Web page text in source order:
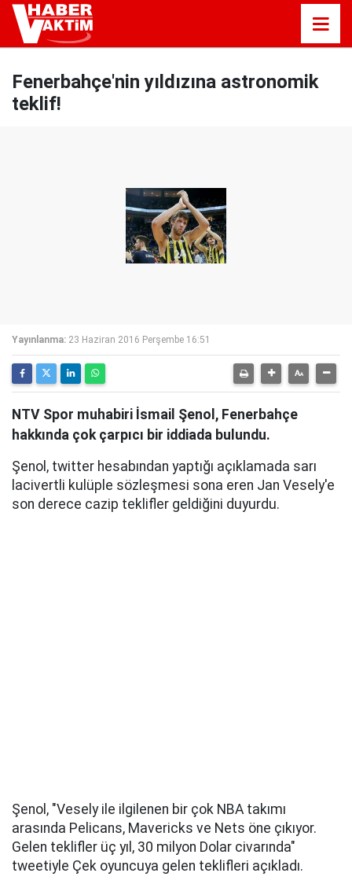
Fenerbahçe'nin yıldızına astronomik
teklif!
Yayınlanma: 23 Haziran 2016 Perşembe 16:51
NTV Spor muhabiri İsmail Şenol, Fenerbahçe
hakkında çok çarpıcı bir iddiada bulundu.
Şenol, twitter hesabından yaptığı açıklamada sarı
lacivertli kulüple sözleşmesi sona eren Jan Vesely'e
son derece cazip teklifler geldiğini duyurdu.
Şenol, "Vesely ile ilgilenen bir çok NBA takımı
arasında Pelicans, Mavericks ve Nets öne çıkıyor.
Gelen teklifler üç yıl, 30 milyon Dolar civarında"
tweetiyle Çek oyuncuya gelen teklifleri açıkladı.